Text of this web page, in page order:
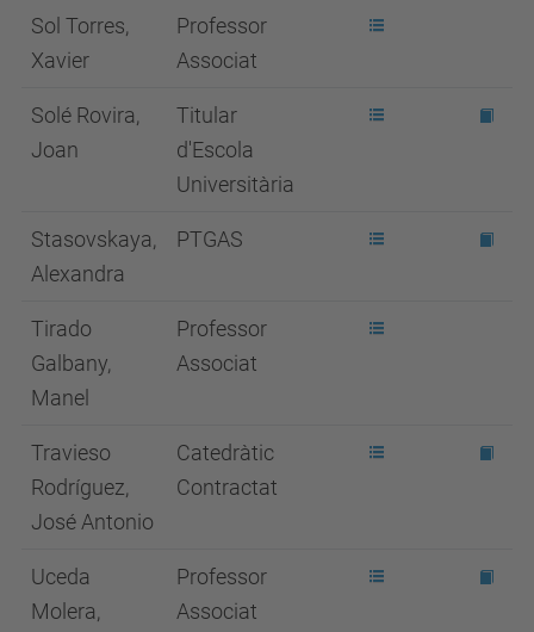
Sol Torres,
Xavier
Professor
Associat
Solé Rovira,
Joan
Titular
d'Escola
Universitària
Stasovskaya,
Alexandra
PTGAS
Tirado
Galbany,
Manel
Professor
Associat
Travieso
Rodríguez,
José Antonio
Catedràtic
Contractat
Uceda
Molera,
Professor
Associat